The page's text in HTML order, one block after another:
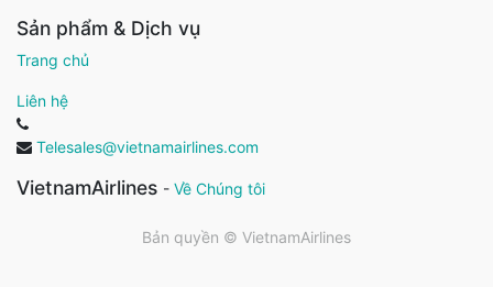
Sản phẩm & Dịch vụ
Trang chủ
Liên hệ
Telesales@vietnamairlines.com
VietnamAirlines - Về Chúng tôi
Bản quyền © VietnamAirlines